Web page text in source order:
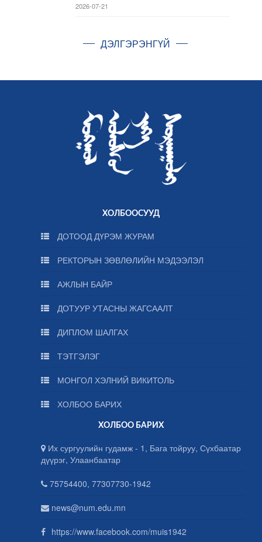
2026-07-21
ДЭЛГЭРЭНГҮЙ
ХОЛБООСУУД
ДОТООД ДҮРЭМ ЖУРАМ
РЕКТОРЫН ЗӨВЛӨЛИЙН МЭДЭЭЛЭЛ
АЖЛЫН БАЙР
ДОТУУР УТАСНЫ ЖАГСААЛТ
ДИПЛОМ ШАЛГАХ
ТЭТГЭЛЭГ
МОНГОЛ ХЭЛНИЙ ВИКИТОЛЬ
ХОЛБОО БАРИХ
ХОЛБОО БАРИХ
Их сургуулийн гудамж - 1, Бага тойруу, Сүхбаатар
дүүрэг, Улаанбаатар
75754400, 77307730-1942
news@num.edu.mn
https://www.facebook.com/muis1942